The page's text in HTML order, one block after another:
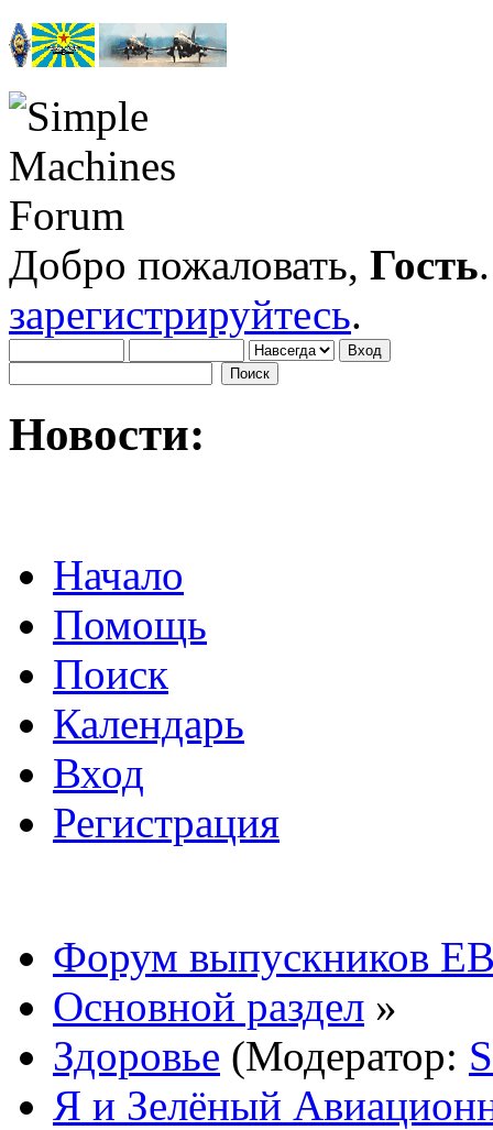
Добро пожаловать, Гость
зарегистрируйтесь.
Новости:
Начало
Помощь
Поиск
Календарь
Вход
Регистрация
Форум выпускников
Основной раздел »
Здоровье (Модератор:
Я и Зелёный